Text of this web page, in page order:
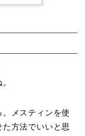
メスティンを使
方法でいいと思